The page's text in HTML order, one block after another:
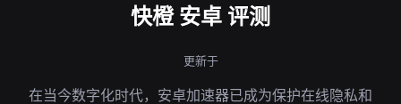
快橙 安卓 评测
更新于
在当今数字化时代，安卓加速器已成为保护在线隐私和